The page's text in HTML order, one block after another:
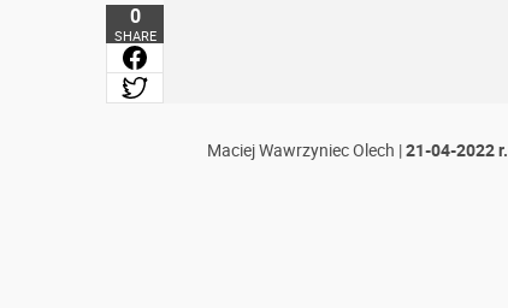
0
SHARE
Maciej Wawrzyniec Olech |21-04-2022 r.